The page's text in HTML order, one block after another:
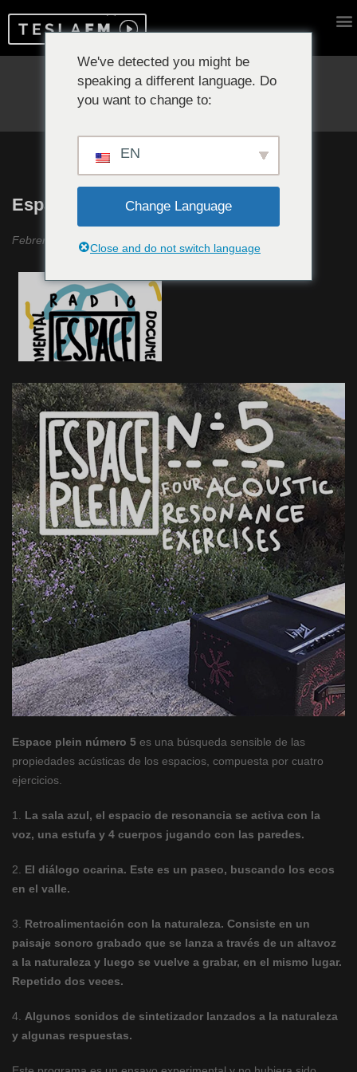
Reproduciendo ahora:
Espace Plein #5
Febrero 2020
Espace plein número 5 es una búsqueda sensible de las
propiedades acústicas de los espacios, compuesta por cuatro
ejercicios.
1. La sala azul, el espacio de resonancia se activa con la
voz, una estufa y 4 cuerpos jugando con las paredes.
2. El diálogo ocarina. Este es un paseo, buscando los ecos
en el valle.
3. Retroalimentación con la naturaleza. Consiste en un
paisaje sonoro grabado que se lanza a través de un altavoz
a la naturaleza y luego se vuelve a grabar, en el mismo lugar.
Repetido dos veces.
4. Algunos sonidos de sintetizador lanzados a la naturaleza
y algunas respuestas.
We've detected you might be
speaking a different language. Do
you want to change to:
EN
Change Language
Close and do not switch language